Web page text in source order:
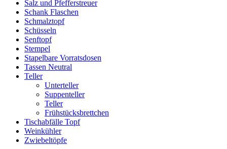
Salz und Pfefferstreuer
Schank Flaschen
Schmalztopf
Schüsseln
Senftopf
Stempel
Stapelbare Vorratsdosen
Tassen Neutral
Teller
Unterteller
Suppenteller
Teller
Frühstücksbrettchen
Tischabfälle Topf
Weinkühler
Zwiebeltöpfe